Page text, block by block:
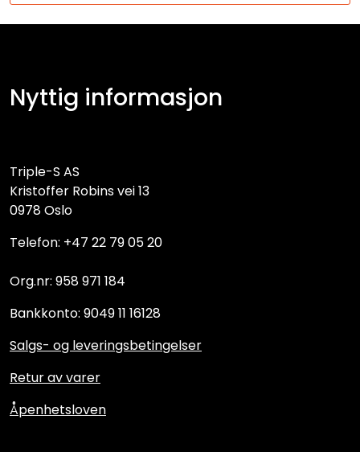
Nyttig informasjon
Triple-S AS
Kristoffer Robins vei 13
0978 Oslo
Telefon: +47 22 79 05 20
Org.nr: 958 971 184
Bankkonto: 9049 11 16128
Salgs- og leveringsbetingelser
Retur av varer
Åpenhetsloven